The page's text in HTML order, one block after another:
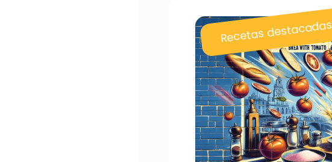
Recetas destacadas